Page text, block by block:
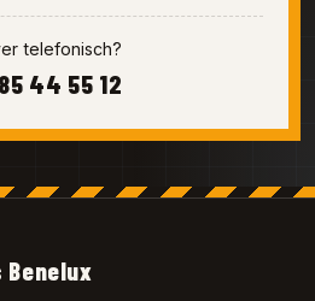
telefonisch?
44 55 12
Benelux